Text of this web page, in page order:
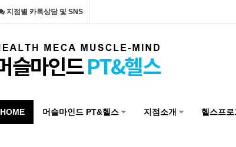
지점별 카톡상담 및 SNS
HOME 머슬마인드 PT&헬스 지점소개 헬스프로